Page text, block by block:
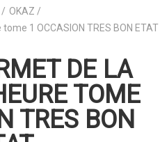
OKAZ
1 OCCASION TRES BON ETAT
DE LA
TOME
TRES BON